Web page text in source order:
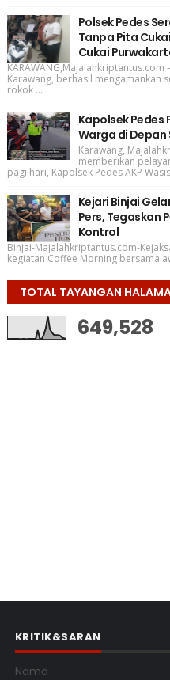
Polsek Pedes
Tanpa Pita
Cukai
Karawang, berhasil mengamankan
rokok ...
Kapolsek Pedes
Warga di Depan
Karawang,
memberikan
pagi hari, Kapolsek Pedes AKP
Kejari Binjai
Pers, Tegaskan
Kontrol
Binjai-Majalahkriptantus.com-
kegiatan Coffee Morning bersama
TOTAL TAYANGAN
649,528
KRITIK&SARAN
Nama